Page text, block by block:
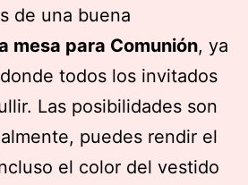
de una buena
mesa para Comunión, ya
todos los invitados
Las posibilidades son
puedes rendir el
el color del vestido